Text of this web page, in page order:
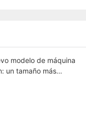
modelo de máquina
un tamaño más